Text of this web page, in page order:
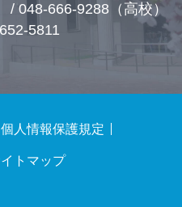
/ 048-666-9288（高校）
5811
個人情報保護規定
トマップ